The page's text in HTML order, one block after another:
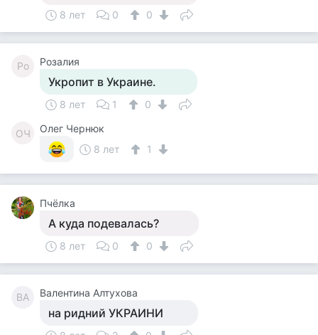
8 лет 0 0
Ро Розалия
Укропит в Украине.
8 лет 1 0
ОЧ
Олег Чернюк
8 лет
1
Пчёлка
А куда подевалась?
8 лет 0 0
ВА Валентина Алтухова
на ридний УКРАИНИ